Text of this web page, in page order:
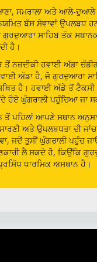
ਸਮਰਾਲਾ ਅਤੇ ਆਲੇ-ਦੁਆਲੇ
ਬੱਸ ਸੇਵਾਵਾਂ ਉਪਲਬਧ
ਸਾਹਿਬ ਤੱਕ
ਹੈ।
ਤੋਂ ਨਜ਼ਦੀਕੀ ਹਵਾਈ ਅੱਡਾ
ਅੱਡਾ ਹੈ, ਜੋ ਗੁਰਦੁਆਰਾ
ਹੈ। ਹਵਾਈ ਅੱਡੇ ਤੋਂ ਟੈਕਸੀ
ਹੋਏ ਘੁੰਗਰਾਲੀ ਪਹੁੰਚਿਆ ਜਾ
ਤੋਂ ਪਹਿਲਾਂ ਆਪਣੇ ਸਥਾਨ
ਅਤੇ ਉਪਲਬਧਤਾ ਦੀ ਜਾਂਚ
ਜਦੋਂ ਤੁਸੀਂ ਘੁੰਗਰਾਲੀ ਪਹੁੰਚ
ਲੈ ਸਕਦੇ ਹੋ, ਕਿਉਂਕਿ
ਧਾਰਮਿਕ ਅਸਥਾਨ ਹੈ।